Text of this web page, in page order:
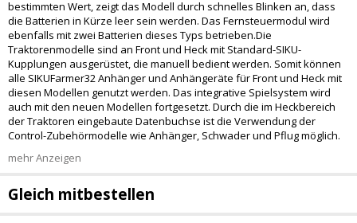
bestimmten Wert, zeigt das Modell durch schnelles Blinken an, dass
die Batterien in Kürze leer sein werden. Das Fernsteuermodul wird
ebenfalls mit zwei Batterien dieses Typs betrieben.Die
Traktorenmodelle sind an Front und Heck mit Standard-SIKU-
Kupplungen ausgerüstet, die manuell bedient werden. Somit können
alle SIKUFarmer32 Anhänger und Anhängeräte für Front und Heck mit
diesen Modellen genutzt werden. Das integrative Spielsystem wird
auch mit den neuen Modellen fortgesetzt. Durch die im Heckbereich
der Traktoren eingebaute Datenbuchse ist die Verwendung der
Control-Zubehörmodelle wie Anhänger, Schwader und Pflug möglich.
mehr Anzeigen
Gleich mitbestellen